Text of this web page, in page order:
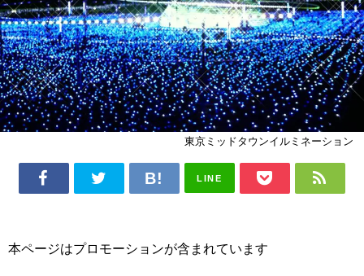
東京ミッドタウンイルミネーション
LINE
本ページはプロモーションが含まれています